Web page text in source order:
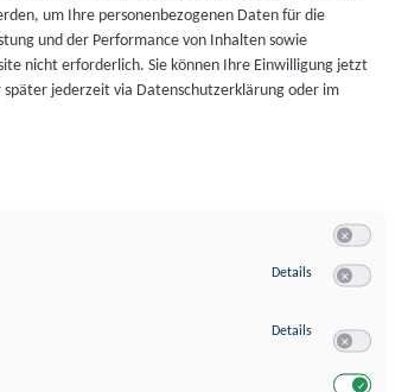
um Ihre personenbezogenen Daten für die
und der Performance von Inhalten sowie
nicht erforderlich. Sie können Ihre Einwilligung jetzt
jederzeit via Datenschutzerklärung oder im
Details zu Speichern
Details zu